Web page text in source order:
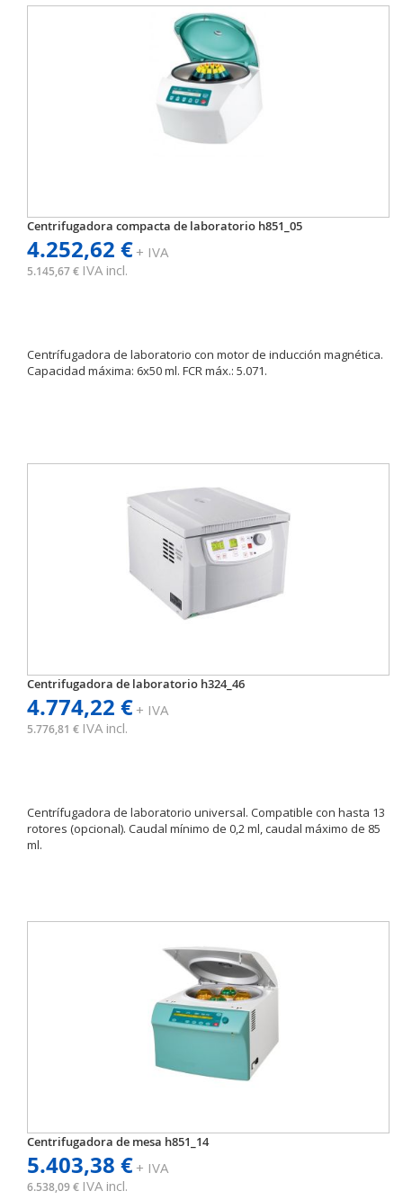
Centrifugadora compacta de laboratorio h851_05
4.252,62 €+ IVA
5.145,67 € IVA incl.
Centrífugadora de laboratorio con motor de inducción magnética.
Capacidad máxima: 6x50 ml. FCR máx.: 5.071.
Centrifugadora de laboratorio h324_46
4.774,22 €+ IVA
5.776,81 € IVA incl.
Centrífugadora de laboratorio universal. Compatible con hasta 13
rotores (opcional). Caudal mínimo de 0,2 ml, caudal máximo de 85
ml.
Centrifugadora de mesa h851_14
5.403,38 €+ IVA
6.538,09 € IVA incl.